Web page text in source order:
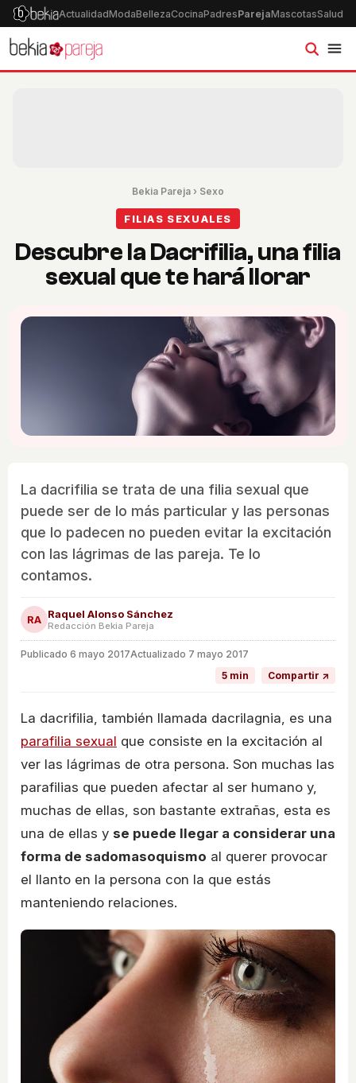
ActualidadModaBellezaCocinaPadresParejaMascotasSalud
Bekia Pareja › Sexo
FILIAS SEXUALES
Descubre la Dacrifilia, una filia
sexual que te hará llorar
La dacrifilia se trata de una filia sexual que
puede ser de lo más particular y las personas
que lo padecen no pueden evitar la excitación
con las lágrimas de las pareja. Te lo
contamos.
RA Raquel Alonso Sánchez
Redacción Bekia Pareja
Publicado 6 mayo 2017Actualizado 7 mayo 2017
5 min
Compartir ↗
La dacrifilia, también llamada dacrilagnia, es una
parafilia sexual que consiste en la excitación al
ver las lágrimas de otra persona. Son muchas las
parafilias que pueden afectar al ser humano y,
muchas de ellas, son bastante extrañas, esta es
una de ellas y se puede llegar a considerar una
forma de sadomasoquismo al querer provocar
el llanto en la persona con la que estás
manteniendo relaciones.